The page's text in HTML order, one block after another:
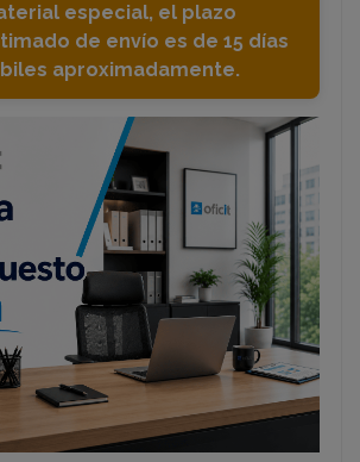
especial, el plazo
de envío es de 15 días
aproximadamente.